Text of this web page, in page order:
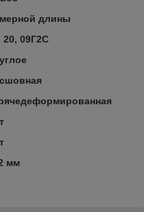
длины
20, 09Г2С
мм